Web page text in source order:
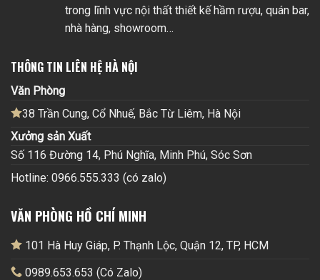
trong lĩnh vực nội thất thiết kế hầm rượu, quán bar,
nhà hàng, showroom…
THÔNG TIN LIÊN HỆ HÀ NỘI
Văn Phòng
38 Trần Cung, Cổ Nhuế, Bắc Từ Liêm, Hà Nội
Xưởng sản Xuất
Số 116 Đường 14, Phú Nghĩa, Minh Phú, Sóc Sơn
Hotline: 0966.555.333 (có zalo)
VĂN PHÒNG HỒ CHÍ MINH
101 Hà Huy Giáp, P. Thạnh Lộc, Quận 12, TP, HCM
0989.653.653 (Có Zalo)